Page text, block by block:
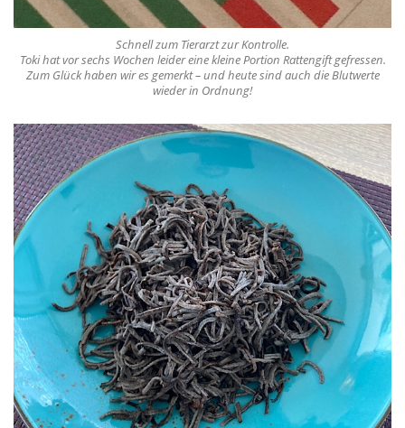
Schnell zum Tierarzt zur Kontrolle.
Toki hat vor sechs Wochen leider eine kleine Portion Rattengift gefressen.
Zum Glück haben wir es gemerkt – und heute sind auch die Blutwerte
wieder in Ordnung!